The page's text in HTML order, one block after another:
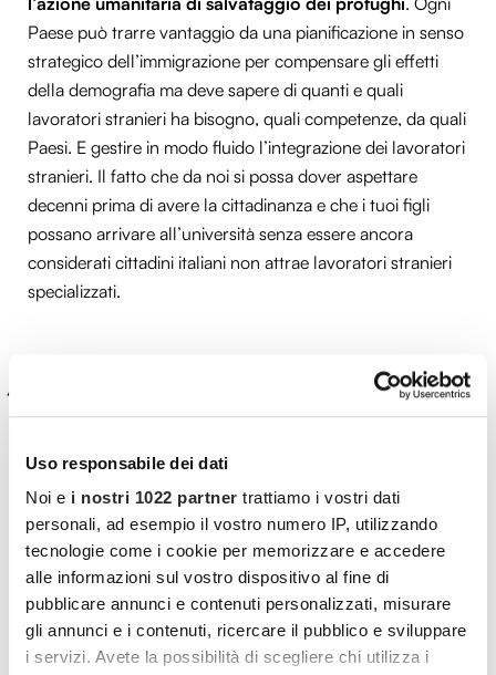
Uso responsabile dei dati
Noi e i nostri 1022 partner trattiamo i vostri dati
personali, ad esempio il vostro numero IP, utilizzando
tecnologie come i cookie per memorizzare e accedere
alle informazioni sul vostro dispositivo al fine di
pubblicare annunci e contenuti personalizzati, misurare
gli annunci e i contenuti, ricercare il pubblico e sviluppare
i servizi. Avete la possibilità di scegliere chi utilizza i
Paese può trarre vantaggio da una pianificazione in senso
strategico dell’immigrazione per compensare gli effetti
della demografia ma deve sapere di quanti e quali
lavoratori stranieri ha bisogno, quali competenze, da quali
Paesi. E gestire in modo fluido l’integrazione dei lavoratori
stranieri. Il fatto che da noi si possa dover aspettare
decenni prima di avere la cittadinanza e che i tuoi figli
possano arrivare all’università senza essere ancora
considerati cittadini italiani non attrae lavoratori stranieri
specializzati.
, le persone che non
hanno un’occupazione retribuita (quanto meno alla luce
alta di inattivi rispetto all’Europa: un quarto degli uomini
in età da lavoro e la metà delle donne. Significa da una
parte far emergere il lavoro nero e dall’altra aiutare il
genere femminile nella conciliazione di una attività
lavorativa con il carico di cura familiare, bambini (sempre
meno) e anziani non autosufficienti (sempre di più).
Significa fare più asili nido pubblici; mantenere nidi e asili